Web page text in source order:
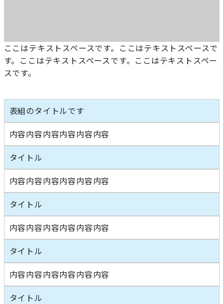
ここはテキストスペースです。ここはテキストスペースで
す。ここはテキストスペースです。ここはテキストスペー
スです。
表組のタイトルです
内容内容内容内容内容内容
タイトル
内容内容内容内容内容内容
タイトル
内容内容内容内容内容内容
タイトル
内容内容内容内容内容内容
タイトル